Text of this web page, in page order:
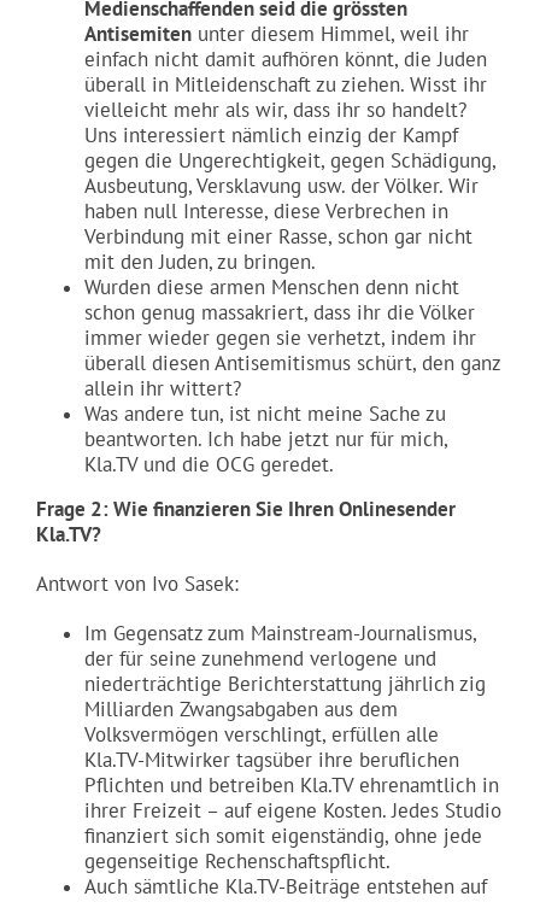
Medienschaffenden seid die grössten
Antisemiten unter diesem Himmel, weil ihr
einfach nicht damit aufhören könnt, die Juden
überall in Mitleidenschaft zu ziehen. Wisst ihr
vielleicht mehr als wir, dass ihr so handelt?
Uns interessiert nämlich einzig der Kampf
gegen die Ungerechtigkeit, gegen Schädigung,
Ausbeutung, Versklavung usw. der Völker. Wir
haben null Interesse, diese Verbrechen in
Verbindung mit einer Rasse, schon gar nicht
mit den Juden, zu bringen.
Wurden diese armen Menschen denn nicht
schon genug massakriert, dass ihr die Völker
immer wieder gegen sie verhetzt, indem ihr
überall diesen Antisemitismus schürt, den ganz
allein ihr wittert?
Was andere tun, ist nicht meine Sache zu
beantworten. Ich habe jetzt nur für mich,
Kla.TV und die OCG geredet.
Frage 2: Wie finanzieren Sie Ihren Onlinesender
Kla.TV?
Antwort von Ivo Sasek:
Im Gegensatz zum Mainstream-Journalismus,
der für seine zunehmend verlogene und
niederträchtige Berichterstattung jährlich zig
Milliarden Zwangsabgaben aus dem
Volksvermögen verschlingt, erfüllen alle
Kla.TV-Mitwirker tagsüber ihre beruflichen
Pflichten und betreiben Kla.TV ehrenamtlich in
ihrer Freizeit – auf eigene Kosten. Jedes Studio
finanziert sich somit eigenständig, ohne jede
gegenseitige Rechenschaftspflicht.
Auch sämtliche Kla.TV-Beiträge entstehen auf